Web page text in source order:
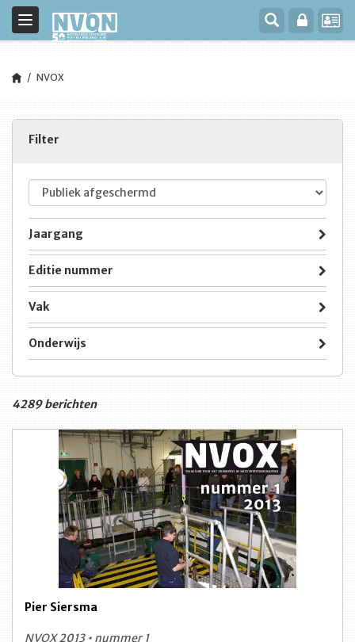
Toggle
navigation
NVOX
Filter
Jaargang
Editie nummer
Vak
Onderwijs
4289 berichten
Pier Siersma
NVOX 2013 • nummer 1